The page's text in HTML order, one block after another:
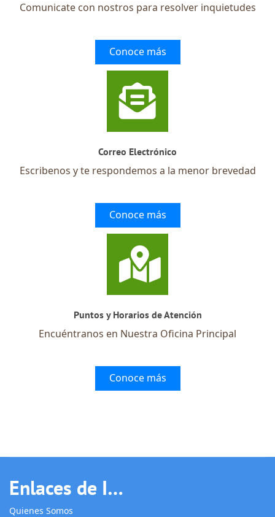
Comunicate con nostros para resolver inquietudes
Conoce más
Correo Electrónico
Escribenos y te respondemos a la menor brevedad
Conoce más
Puntos y Horarios de Atención
Encuéntranos en Nuestra Oficina Principal
Conoce más
Enlaces de Interés
Quienes Somos